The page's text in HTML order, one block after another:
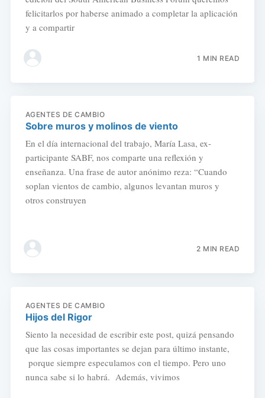
felicitarlos por haberse animado a completar la aplicación
y a compartir
1 MIN READ
AGENTES DE CAMBIO
Sobre muros y molinos de viento
En el día internacional del trabajo, María Lasa, ex-
participante SABF, nos comparte una reflexión y
enseñanza. Una frase de autor anónimo reza: “Cuando
soplan vientos de cambio, algunos levantan muros y
otros construyen
2 MIN READ
AGENTES DE CAMBIO
Hijos del Rigor
Siento la necesidad de escribir este post, quizá pensando
que las cosas importantes se dejan para último instante,
porque siempre especulamos con el tiempo. Pero uno
nunca sabe si lo habrá. Además, vivimos